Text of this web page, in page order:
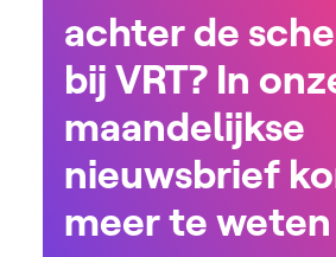
achter de
bij VRT? In
maandelijkse
nieuwsbrief
meer te weten